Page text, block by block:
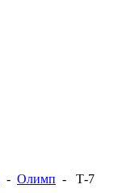
- Олимп - Т-7